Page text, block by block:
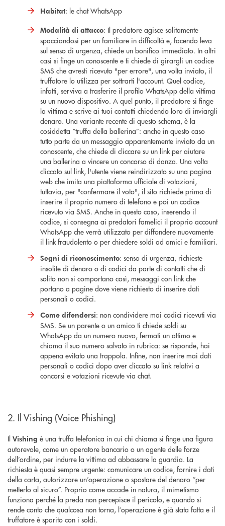
Habitat: le chat WhatsApp
Modalità di attacco: Il predatore agisce solitamente
spacciandosi per un familiare in difficoltà e, facendo leva
sul senso di urgenza, chiede un bonifico immediato. In altri
casi si finge un conoscente e ti chiede di girargli un codice
SMS che avresti ricevuto "per errore", una volta inviato, il
truffatore lo utilizza per sottrarti l'account. Quel codice,
infatti, serviva a trasferire il profilo WhatsApp della vittima
su un nuovo dispositivo. A quel punto, il predatore si finge
la vittima e scrive ai tuoi contatti chiedendo loro di inviargli
denaro. Una variante recente di questo schema, è la
cosiddetta “truffa della ballerina”: anche in questo caso
tutto parte da un messaggio apparentemente inviato da un
conoscente, che chiede di cliccare su un link per aiutare
una ballerina a vincere un concorso di danza. Una volta
cliccato sul link, l'utente viene reindirizzato su una pagina
web che imita una piattaforma ufficiale di votazioni,
tuttavia, per "confermare il voto", il sito richiede prima di
inserire il proprio numero di telefono e poi un codice
ricevuto via SMS. Anche in questo caso, inserendo il
codice, si consegna ai predatori famelici il proprio account
WhatsApp che verrà utilizzato per diffondere nuovamente
il link fraudolento o per chiedere soldi ad amici e familiari.
Segni di riconoscimento: senso di urgenza, richieste
insolite di denaro o di codici da parte di contatti che di
solito non si comportano così, messaggi con link che
portano a pagine dove viene richiesto di inserire dati
personali o codici.
Come difendersi: non condividere mai codici ricevuti via
SMS. Se un parente o un amico ti chiede soldi su
WhatsApp da un numero nuovo, fermati un attimo e
chiama il suo numero salvato in rubrica: se risponde, hai
appena evitato una trappola. Infine, non inserire mai dati
personali o codici dopo aver cliccato su link relativi a
concorsi e votazioni ricevute via chat.
2. Il Vishing (Voice Phishing)
Il Vishing è una truffa telefonica in cui chi chiama si finge una figura
autorevole, come un operatore bancario o un agente delle forze
dell’ordine, per indurre la vittima ad abbassare la guardia. La
richiesta è quasi sempre urgente: comunicare un codice, fornire i dati
della carta, autorizzare un’operazione o spostare del denaro “per
metterlo al sicuro”. Proprio come accade in natura, il mimetismo
funziona perché la preda non percepisce il pericolo, e quando si
rende conto che qualcosa non torna, l’operazione è già stata fatta e il
truffatore è sparito con i soldi.